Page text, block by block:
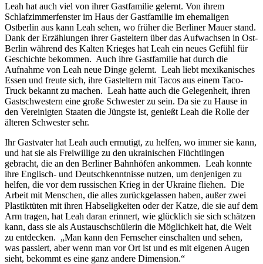
Leah hat auch viel von ihrer Gastfamilie gelernt. Von ihrem
Schlafzimmerfenster im Haus der Gastfamilie im ehemaligen
Ostberlin aus kann Leah sehen, wo früher die Berliner Mauer stand.
Dank der Erzählungen ihrer Gasteltern über das Aufwachsen in Ost-
Berlin während des Kalten Krieges hat Leah ein neues Gefühl für
Geschichte bekommen. Auch ihre Gastfamilie hat durch die
Aufnahme von Leah neue Dinge gelernt. Leah liebt mexikanisches
Essen und freute sich, ihre Gasteltern mit Tacos aus einem Taco-
Truck bekannt zu machen. Leah hatte auch die Gelegenheit, ihren
Gastschwestern eine große Schwester zu sein. Da sie zu Hause in
den Vereinigten Staaten die Jüngste ist, genießt Leah die Rolle der
älteren Schwester sehr.
Ihr Gastvater hat Leah auch ermutigt, zu helfen, wo immer sie kann,
und hat sie als Freiwillige zu den ukrainischen Flüchtlingen
gebracht, die an den Berliner Bahnhöfen ankommen. Leah konnte
ihre Englisch- und Deutschkenntnisse nutzen, um denjenigen zu
helfen, die vor dem russischen Krieg in der Ukraine fliehen. Die
Arbeit mit Menschen, die alles zurückgelassen haben, außer zwei
Plastiktüten mit ihren Habseligkeiten oder der Katze, die sie auf dem
Arm tragen, hat Leah daran erinnert, wie glücklich sie sich schätzen
kann, dass sie als Austauschschülerin die Möglichkeit hat, die Welt
zu entdecken. „Man kann den Fernseher einschalten und sehen,
was passiert, aber wenn man vor Ort ist und es mit eigenen Augen
sieht, bekommt es eine ganz andere Dimension.“